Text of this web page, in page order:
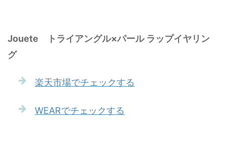
Jouete トライアングル×パール ラップイヤリン
グ
楽天市場でチェックする
WEARでチェックする